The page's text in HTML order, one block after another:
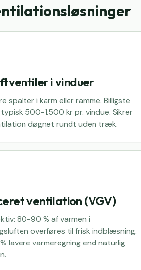
i vinduer
spalter i karm eller ramme. Billigste
500-1.500 kr pr. vindue. Sikrer
døgnet rundt uden træk.
ventilation (VGV)
80-90 % af varmen i
overføres til frisk indblæsning.
lavere varmeregning end naturlig